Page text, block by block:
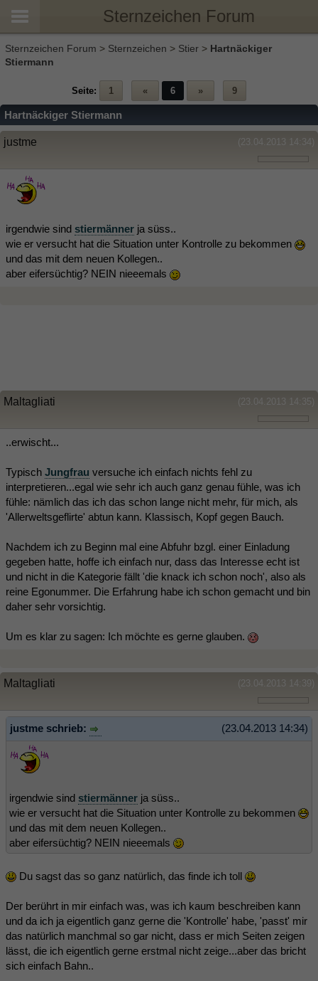
Sternzeichen Forum
Sternzeichen Forum > Sternzeichen > Stier > Hartnäckiger
Stiermann
Seite: 1 « 6 » 9
Hartnäckiger Stiermann
(23.04.2013 14:34)
justme
irgendwie sind stiermänner ja süss..
wie er versucht hat die Situation unter Kontrolle zu bekommen
und das mit dem neuen Kollegen..
aber eifersüchtig? NEIN nieeemals
(23.04.2013 14:35)
Maltagliati
..erwischt...
Typisch Jungfrau versuche ich einfach nichts fehl zu
interpretieren...egal wie sehr ich auch ganz genau fühle, was ich
fühle: nämlich das ich das schon lange nicht mehr, für mich, als
'Allerweltsgeflirte' abtun kann. Klassisch, Kopf gegen Bauch.
Nachdem ich zu Beginn mal eine Abfuhr bzgl. einer Einladung
gegeben hatte, hoffe ich einfach nur, dass das Interesse echt ist
und nicht in die Kategorie fällt 'die knack ich schon noch', also als
reine Egonummer. Die Erfahrung habe ich schon gemacht und bin
daher sehr vorsichtig.
Um es klar zu sagen: Ich möchte es gerne glauben.
(23.04.2013 14:39)
Maltagliati
(23.04.2013 14:34)
justme schrieb:
irgendwie sind stiermänner ja süss..
wie er versucht hat die Situation unter Kontrolle zu bekommen
und das mit dem neuen Kollegen..
aber eifersüchtig? NEIN nieeemals
Du sagst das so ganz natürlich, das finde ich toll
Der berührt in mir einfach was, was ich kaum beschreiben kann
und da ich ja eigentlich ganz gerne die 'Kontrolle' habe, 'passt' mir
das natürlich manchmal so gar nicht, dass er mich Seiten zeigen
lässt, die ich eigentlich gerne erstmal nicht zeige...aber das bricht
sich einfach Bahn..